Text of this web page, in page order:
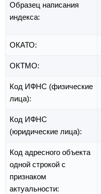
Образец написания
индекса:
ОКАТО:
ОКТМО:
Код ИФНС (физические
лица):
Код ИФНС
(юридические лица):
Код адресного объекта
одной строкой с
признаком
актуальности: